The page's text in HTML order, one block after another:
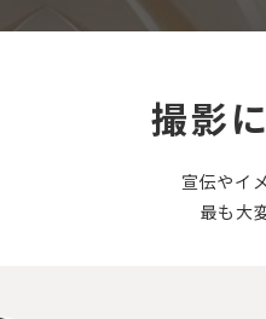
撮影
宣伝やイ
最も大